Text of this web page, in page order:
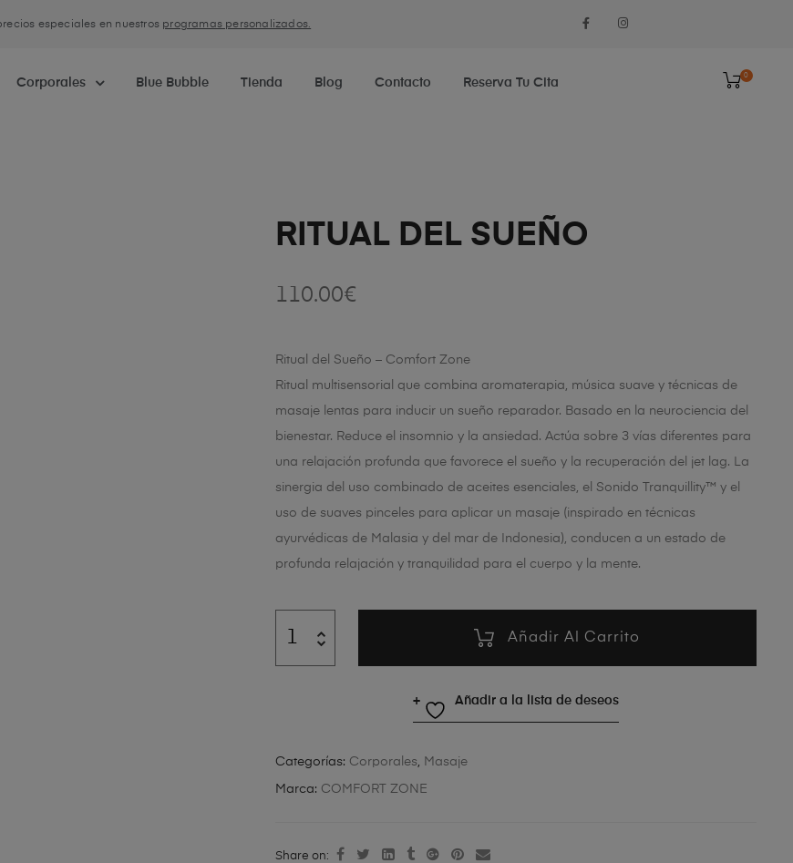
especiales en nuestros programas personalizados.
Corporales Blue Bubble Tienda Blog Contacto Reserva Tu Cita
0
RITUAL DEL SUEÑO
110.00€
Ritual del Sueño – Comfort Zone
Ritual multisensorial que combina aromaterapia, música suave y técnicas de
masaje lentas para inducir un sueño reparador. Basado en la neurociencia del
bienestar. Reduce el insomnio y la ansiedad. Actúa sobre 3 vías diferentes para
una relajación profunda que favorece el sueño y la recuperación del jet lag. La
sinergia del uso combinado de aceites esenciales, el Sonido Tranquillity™ y el
uso de suaves pinceles para aplicar un masaje (inspirado en técnicas
ayurvédicas de Malasia y del mar de Indonesia), conducen a un estado de
profunda relajación y tranquilidad para el cuerpo y la mente.
Añadir Al Carrito
Añadir a la lista de deseos
Categorías: Corporales Masaje
Marca: COMFORT ZONE
Share on: